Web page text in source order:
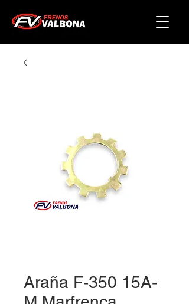
Araña F-350 15A-